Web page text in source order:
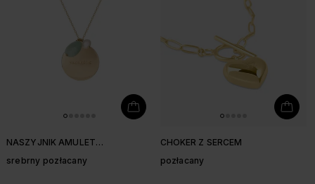
NASZYJNIK AMULET
srebrny pozłacany
CHOKER Z SERCEM
pozłacany